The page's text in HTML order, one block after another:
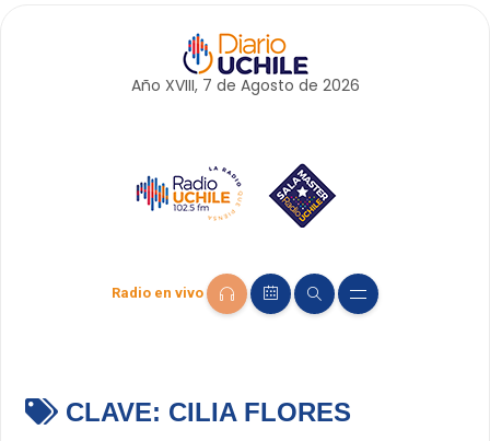
Año XVIII, 7 de Agosto de 2026
Radio en vivo
CLAVE: CILIA FLORES